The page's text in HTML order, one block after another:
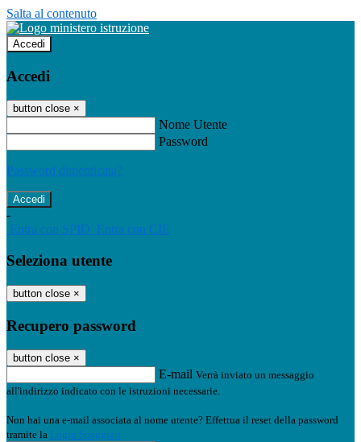
Salta al contenuto
Accedi
Accedi
button close ×
Nome Utente
Password
Password dimenticata?
-
Entra con SPID Entra con CIE
Seleziona utente
button close ×
Recupero password
button close ×
E-mail Verrà inviato un messaggio
all'indirizzo indicato con le istruzioni necessarie.
Non hai una e-mail associata al nome utente? Effettua il reset della password
tramite la Login Spaggiari